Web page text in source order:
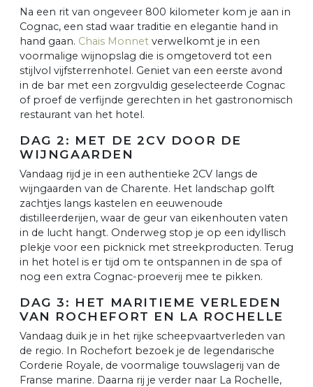
Na een rit van ongeveer 800 kilometer kom je aan in
Cognac, een stad waar traditie en elegantie hand in
hand gaan. Chais Monnet verwelkomt je in een
voormalige wijnopslag die is omgetoverd tot een
stijlvol vijfsterrenhotel. Geniet van een eerste avond
in de bar met een zorgvuldig geselecteerde Cognac
of proef de verfijnde gerechten in het gastronomisch
restaurant van het hotel.
DAG 2: MET DE 2CV DOOR DE
WIJNGAARDEN
Vandaag rijd je in een authentieke 2CV langs de
wijngaarden van de Charente. Het landschap golft
zachtjes langs kastelen en eeuwenoude
distilleerderijen, waar de geur van eikenhouten vaten
in de lucht hangt. Onderweg stop je op een idyllisch
plekje voor een picknick met streekproducten. Terug
in het hotel is er tijd om te ontspannen in de spa of
nog een extra Cognac-proeverij mee te pikken.
DAG 3: HET MARITIEME VERLEDEN
VAN ROCHEFORT EN LA ROCHELLE
Vandaag duik je in het rijke scheepvaartverleden van
de regio. In Rochefort bezoek je de legendarische
Corderie Royale, de voormalige touwslagerij van de
Franse marine. Daarna rij je verder naar La Rochelle,